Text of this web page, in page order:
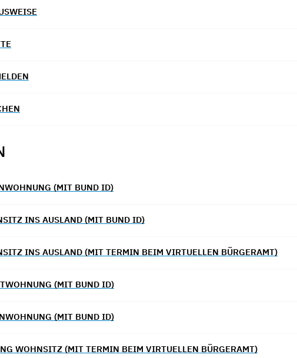
(MIT BUND ID)
INS AUSLAND (MIT BUND ID)
INS AUSLAND (MIT TERMIN BEIM VIRTUELLEN BÜRGERAMT)
(MIT BUND ID)
(MIT BUND ID)
WOHNSITZ (MIT TERMIN BEIM VIRTUELLEN BÜRGERAMT)